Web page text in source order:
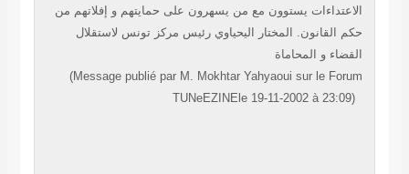
الاعتداءات يستوون مع من يسهرون على حمايتهم و إفلاتهم من
حكم القانون.
المختار اليحياوي رئيس مركز تونس لاستقلال
القضاء و المحاماة
(Message publié par M. Mokhtar Yahyaoui sur le Forum
TUNeEZINEle 19-11-2002 à 23:09)